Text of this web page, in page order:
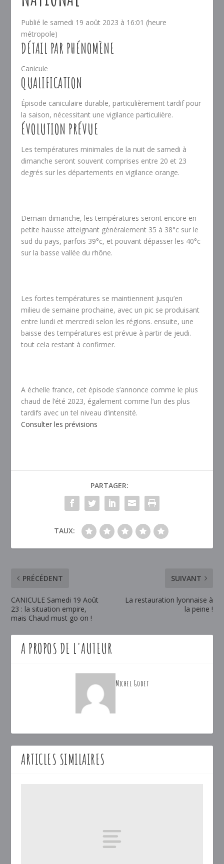
Publié le samedi 19 août 2023 à 16:01 (heure
métropole)
DÉTAIL PAR PHÉNOMÈNE
Canicule
QUALIFICATION
Épisode caniculaire durable, particulièrement tardif pour
la saison, nécessitant une vigilance particulière.
ÉVOLUTION PRÉVUE
Les températures minimales de la nuit de samedi à
dimanche seront souvent comprises entre 20 et 23
degrés sur les départements en vigilance orange.
Demain dimanche, les températures seront encore en
petite hausse atteignant généralement 35 à 38°c sur le
sud du pays, parfois 39°c, et pouvant dépasser les 40°c
sur la basse vallée du rhône.
Les fortes températures se maintiennent jusqu’en
milieu de semaine prochaine, avec un pic se produisant
entre lundi et mercredi selon les régions. ensuite, une
baisse des températures est prévue à partir de jeudi.
tout cela restant à confirmer.
A échelle france, cet épisode s’annonce comme le plus
chaud de l’été 2023, également comme l’un des plus
tardifs avec un tel niveau d’intensité.
Consulter les prévisions
PARTAGER:
TAUX:
PRÉCÉDENT
CANICULE Samedi 19 Août
23 : la situation empire,
mais Chaud must go on !
SUIVANT
La restauration lyonnaise à
la peine !
A PROPOS DE L'AUTEUR
Michel Godet
ARTICLES SIMILAIRES